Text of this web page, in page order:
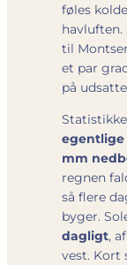
føles
havluften.
til
et par
på
egentlige
mm
regnen
så flere
byger.
dagligt,
vest. Kort